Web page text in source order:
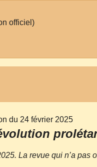
officiel)
du 24 février 2025
La revue qui n’a pas